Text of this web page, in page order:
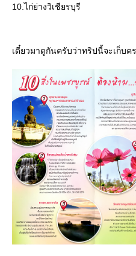
10.ไก่ย่างวิเชียรบุรี
เดี๋ยวมาดูกันครับว่าทริปนี้จะเก็บค